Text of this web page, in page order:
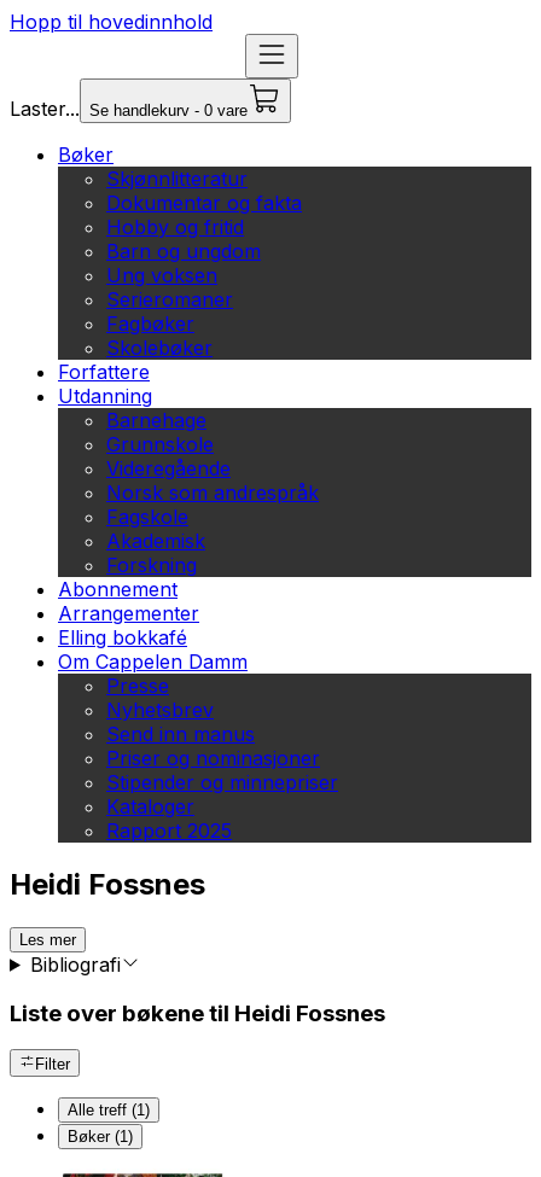
Hopp til hovedinnhold
Laster... Se handlekurv - 0 vare
Bøker
Skjønnlitteratur
Dokumentar og fakta
Hobby og fritid
Barn og ungdom
Ung voksen
Serieromaner
Fagbøker
Skolebøker
Forfattere
Utdanning
Barnehage
Grunnskole
Videregående
Norsk som andrespråk
Fagskole
Akademisk
Forskning
Abonnement
Arrangementer
Elling bokkafé
Om Cappelen Damm
Presse
Nyhetsbrev
Send inn manus
Priser og nominasjoner
Stipender og minnepriser
Kataloger
Rapport 2025
Heidi Fossnes
Les mer
Bibliografi
Liste over bøkene til Heidi Fossnes
Filter
Alle treff (1)
Bøker (1)